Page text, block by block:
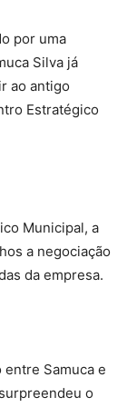
por uma
Silva já
ao antigo
Estratégico
Municipal, a
a negociação
da empresa.
entre Samuca e
o